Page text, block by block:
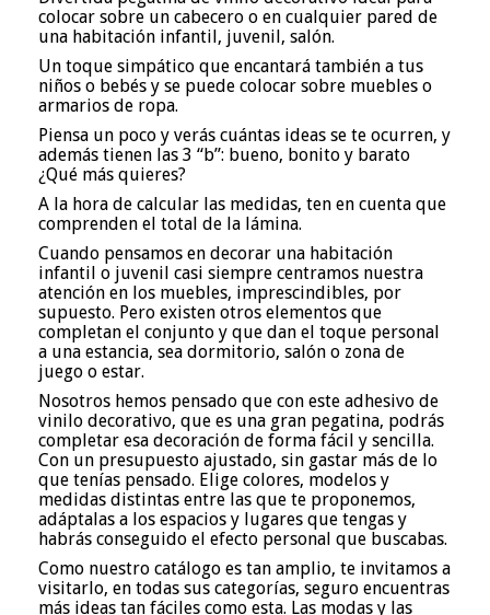
colocar sobre un cabecero o en cualquier pared de
una habitación infantil, juvenil, salón.
Un toque simpático que encantará también a tus
niños o bebés y se puede colocar sobre muebles o
armarios de ropa.
Piensa un poco y verás cuántas ideas se te ocurren, y
además tienen las 3 “b”: bueno, bonito y barato
¿Qué más quieres?
A la hora de calcular las medidas, ten en cuenta que
comprenden el total de la lámina.
Cuando pensamos en decorar una habitación
infantil o juvenil casi siempre centramos nuestra
atención en los muebles, imprescindibles, por
supuesto. Pero existen otros elementos que
completan el conjunto y que dan el toque personal
a una estancia, sea dormitorio, salón o zona de
juego o estar.
Nosotros hemos pensado que con este adhesivo de
vinilo decorativo, que es una gran pegatina, podrás
completar esa decoración de forma fácil y sencilla.
Con un presupuesto ajustado, sin gastar más de lo
que tenías pensado. Elige colores, modelos y
medidas distintas entre las que te proponemos,
adáptalas a los espacios y lugares que tengas y
habrás conseguido el efecto personal que buscabas.
Como nuestro catálogo es tan amplio, te invitamos a
visitarlo, en todas sus categorías, seguro encuentras
más ideas tan fáciles como esta. Las modas y las